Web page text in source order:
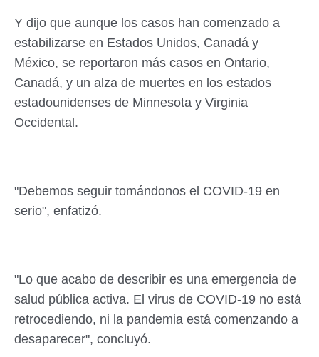
Y dijo que aunque los casos han comenzado a
estabilizarse en Estados Unidos, Canadá y
México, se reportaron más casos en Ontario,
Canadá, y un alza de muertes en los estados
estadounidenses de Minnesota y Virginia
Occidental.
"Debemos seguir tomándonos el COVID-19 en
serio", enfatizó.
"Lo que acabo de describir es una emergencia de
salud pública activa. El virus de COVID-19 no está
retrocediendo, ni la pandemia está comenzando a
desaparecer", concluyó.